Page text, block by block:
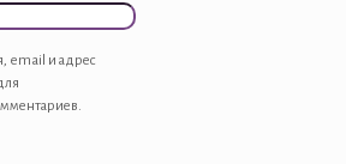
email и адрес